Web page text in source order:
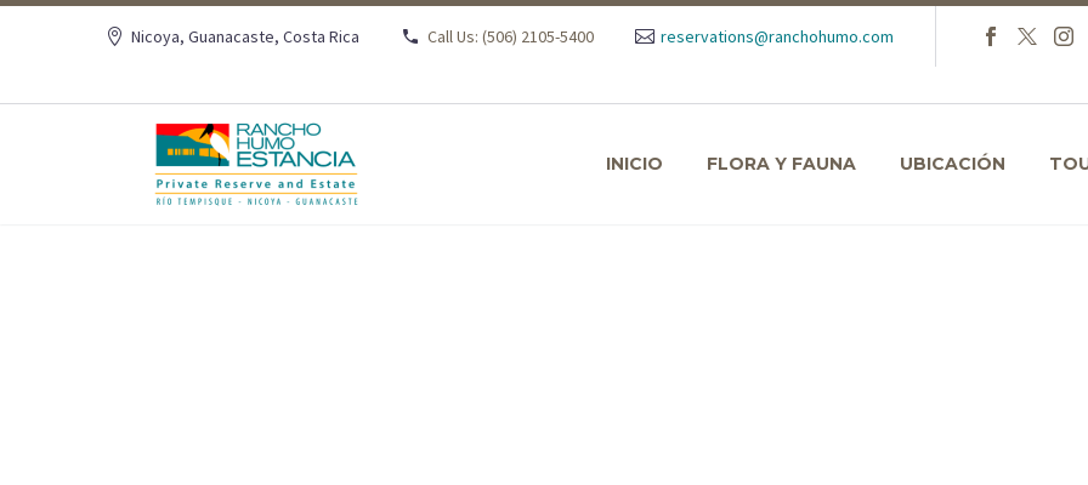
Nicoya, Guanacaste, Costa Rica Call Us: (506) 2105-5400 reservations@ranchohumo.com
INICIO FLORA Y FAUNA UBICACIÓN